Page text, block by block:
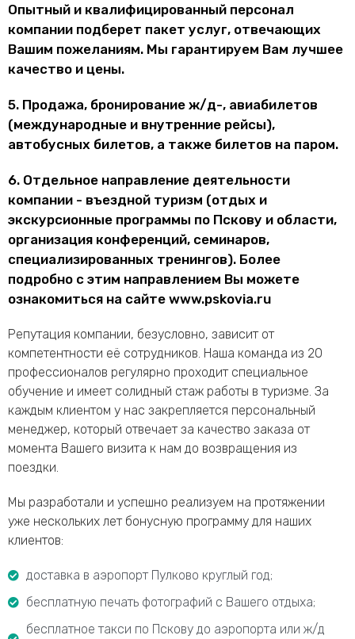
Опытный и квалифицированный персонал
компании подберет пакет услуг, отвечающих
Вашим пожеланиям. Мы гарантируем Вам лучшее
качество и цены.
5. Продажа, бронирование ж/д-, авиабилетов
(международные и внутренние рейсы),
автобусных билетов, а также билетов на паром.
6. Отдельное направление деятельности
компании - въездной туризм (отдых и
экскурсионные программы по Пскову и области,
организация конференций, семинаров,
специализированных тренингов). Более
подробно с этим направлением Вы можете
ознакомиться на сайте www.pskovia.ru
Репутация компании, безусловно, зависит от
компетентности её сотрудников. Наша команда из 20
профессионалов регулярно проходит специальное
обучение и имеет солидный стаж работы в туризме. За
каждым клиентом у нас закрепляется персональный
менеджер, который отвечает за качество заказа от
момента Вашего визита к нам до возвращения из
поездки.
Мы разработали и успешно реализуем на протяжении
уже нескольких лет бонусную программу для наших
клиентов:
доставка в аэропорт Пулково круглый год;
бесплатную печать фотографий с Вашего отдыха;
бесплатное такси по Пскову до аэропорта или ж/д